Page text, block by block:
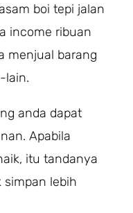
boi tepi jalan
income ribuan
menjual barang
lain.
anda dapat
Apabila
itu tandanya
lebih